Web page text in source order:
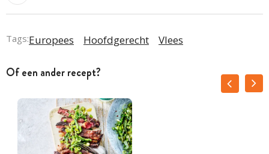
Tags:Europees Hoofdgerecht Vlees
Of een ander recept?